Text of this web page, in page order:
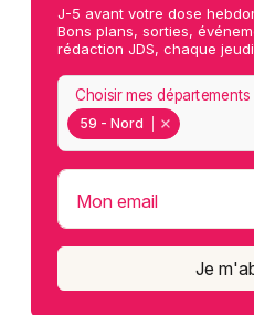
J-5 avant votre dose
Bons plans, sorties,
rédaction JDS, chaque
59 - Nord
Choisir mes départements
Mon email
Je